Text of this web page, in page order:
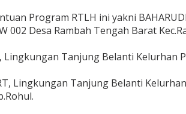
Program RTLH ini yakni
002 Desa Rambah Tengah Barat
Lingkungan Tanjung Belanti Kelurhan
Lingkungan Tanjung Belanti